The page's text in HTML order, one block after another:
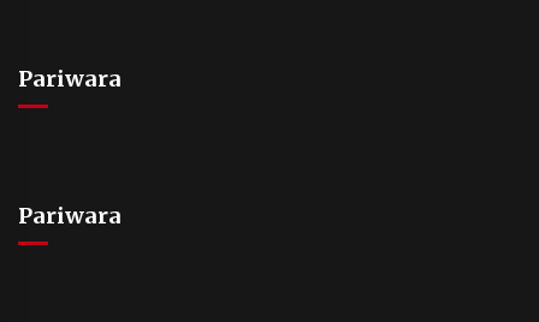
Pariwara
Pariwara